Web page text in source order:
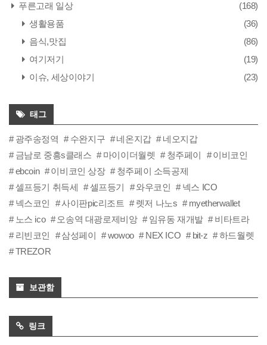
푸른고래 일상
(168)
생활용품
(36)
음식,맛집
(86)
여기저기
(19)
이슈, 세상이야기
(23)
태그
광주송정역 수완지구 네온지갑
네오지갑
금남로 중흥s클래스
마이이더월렛 청주페이
이비코인
ebcoin
이비코인 상장
청주페이 소득공제
셀프등기 취득세
셀프등기 와우코인
넥스 ICO
넥스코인
사이판pic리조트 렛저 나노s
myetherwallet
노스 ico
오송역 대광로제비앙 임유동 재개발
비타트라
리빈코인
삼성페이 wowoo NEX ICO bit-z
하드월렛
TREZOR
보관함
링크